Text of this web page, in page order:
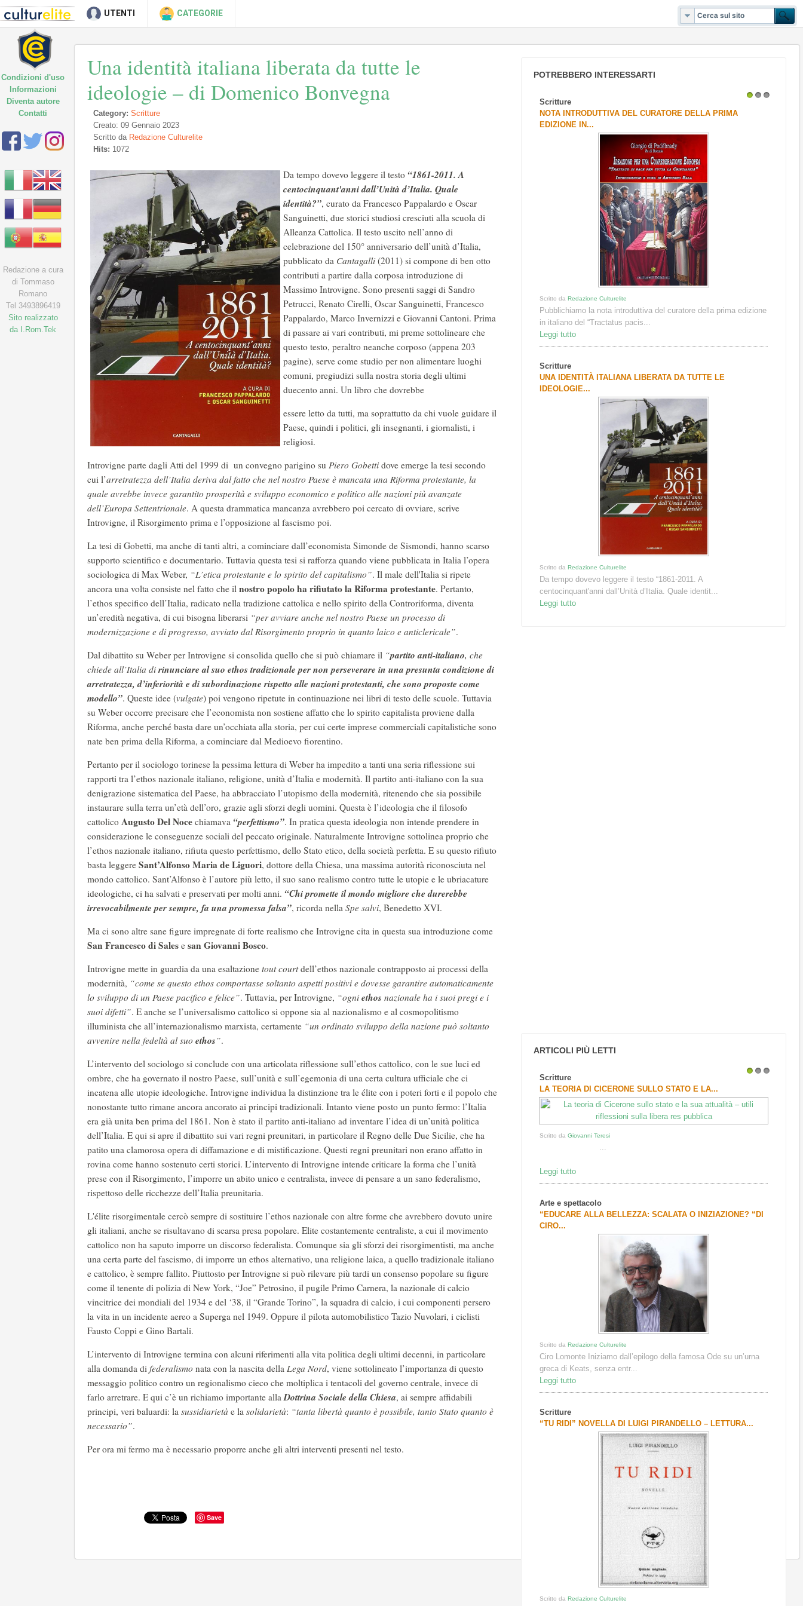
UTENTI CATEGORIE
Una identità italiana liberata da tutte le
ideologie – di Domenico Bonvegna
Category: Scritture
Creato: 09 Gennaio 2023
Scritto da Redazione Culturelite
Hits: 1072
Da tempo dovevo leggere il testo “1861-2011. A
centocinquant'anni dall’Unità d’Italia. Quale
identità?”, curato da Francesco Pappalardo e Oscar
Sanguinetti, due storici studiosi cresciuti alla scuola di
Alleanza Cattolica. Il testo uscito nell’anno di
celebrazione del 150° anniversario dell’unità d’Italia,
pubblicato da Cantagalli (2011) si compone di ben otto
contributi a partire dalla corposa introduzione di
Massimo Introvigne. Sono presenti saggi di Sandro
Petrucci, Renato Cirelli, Oscar Sanguinetti, Francesco
Pappalardo, Marco Invernizzi e Giovanni Cantoni. Prima
di passare ai vari contributi, mi preme sottolineare che
questo testo, peraltro neanche corposo (appena 203
pagine), serve come studio per non alimentare luoghi
comuni, pregiudizi sulla nostra storia degli ultimi
duecento anni. Un libro che dovrebbe
essere letto da tutti, ma soprattutto da chi vuole guidare il
Paese, quindi i politici, gli insegnanti, i giornalisti, i
religiosi.
Introvigne parte dagli Atti del 1999 di un convegno parigino su Piero Gobetti dove emerge la tesi secondo
cui l’arretratezza dell’Italia deriva dal fatto che nel nostro Paese è mancata una Riforma protestante, la
quale avrebbe invece garantito prosperità e sviluppo economico e politico alle nazioni più avanzate
dell’Europa Settentrionale. A questa drammatica mancanza avrebbero poi cercato di ovviare, scrive
Introvigne, il Risorgimento prima e l’opposizione al fascismo poi.
La tesi di Gobetti, ma anche di tanti altri, a cominciare dall’economista Simonde de Sismondi, hanno scarso
supporto scientifico e documentario. Tuttavia questa tesi si rafforza quando viene pubblicata in Italia l’opera
sociologica di Max Weber, “L’etica protestante e lo spirito del capitalismo”. Il male dell'Italia si ripete
ancora una volta consiste nel fatto che il nostro popolo ha rifiutato la Riforma protestante. Pertanto,
l’ethos specifico dell’Italia, radicato nella tradizione cattolica e nello spirito della Controriforma, diventa
un’eredità negativa, di cui bisogna liberarsi “per avviare anche nel nostro Paese un processo di
modernizzazione e di progresso, avviato dal Risorgimento proprio in quanto laico e anticlericale”.
Dal dibattito su Weber per Introvigne si consolida quello che si può chiamare il “partito anti-italiano, che
chiede all’Italia dirinunciare al suo ethos tradizionale per non perseverare in una presunta condizione di
arretratezza, d’inferiorità e di subordinazione rispetto alle nazioni protestanti, che sono proposte come
modello”. Queste idee (vulgate) poi vengono ripetute in continuazione nei libri di testo delle scuole. Tuttavia
su Weber occorre precisare che l’economista non sostiene affatto che lo spirito capitalista proviene dalla
Riforma, anche perché basta dare un’occhiata alla storia, per cui certe imprese commerciali capitalistiche sono
nate ben prima della Riforma, a cominciare dal Medioevo fiorentino.
Pertanto per il sociologo torinese la pessima lettura di Weber ha impedito a tanti una seria riflessione sui
rapporti tra l’ethos nazionale italiano, religione, unità d’Italia e modernità. Il partito anti-italiano con la sua
denigrazione sistematica del Paese, ha abbracciato l’utopismo della modernità, ritenendo che sia possibile
instaurare sulla terra un’età dell’oro, grazie agli sforzi degli uomini. Questa è l’ideologia che il filosofo
cattolico Augusto Del Noce chiamava “perfettismo”. In pratica questa ideologia non intende prendere in
considerazione le conseguenze sociali del peccato originale. Naturalmente Introvigne sottolinea proprio che
l’ethos nazionale italiano, rifiuta questo perfettismo, dello Stato etico, della società perfetta. E su questo rifiuto
basta leggere Sant’Alfonso Maria de Liguori, dottore della Chiesa, una massima autorità riconosciuta nel
mondo cattolico. Sant’Alfonso è l’autore più letto, il suo sano realismo contro tutte le utopie e le ubriacature
ideologiche, ci ha salvati e preservati per molti anni. “Chi promette il mondo migliore che durerebbe
irrevocabilmente per sempre, fa una promessa falsa”, ricorda nella Spe salvi, Benedetto XVI.
Ma ci sono altre sane figure impregnate di forte realismo che Introvigne cita in questa sua introduzione come
San Francesco di Sales e san Giovanni Bosco.
Introvigne mette in guardia da una esaltazione tout courtdell’ethos nazionale contrapposto ai processi della
modernità, “come se questo ethos comportasse soltanto aspetti positivi e dovesse garantire automaticamente
lo sviluppo di un Paese pacifico e felice”. Tuttavia, per Introvigne, “ogni ethos nazionale ha i suoi pregi e i
suoi difetti”. E anche se l’universalismo cattolico si oppone sia al nazionalismo e al cosmopolitismo
illuminista che all’internazionalismo marxista, certamente “un ordinato sviluppo della nazione può soltanto
avvenire nella fedeltà al suo ethos”.
L’intervento del sociologo si conclude con una articolata riflessione sull’ethos cattolico, con le sue luci ed
ombre, che ha governato il nostro Paese, sull’unità e sull’egemonia di una certa cultura ufficiale che ci
incatena alle utopie ideologiche. Introvigne individua la distinzione tra le élite con i poteri forti e il popolo che
nonostante tutto rimane ancora ancorato ai principi tradizionali. Intanto viene posto un punto fermo: l’Italia
era già unita ben prima del 1861. Non è stato il partito anti-italiano ad inventare l’idea di un’unità politica
dell’Italia. E qui si apre il dibattito sui vari regni preunitari, in particolare il Regno delle Due Sicilie, che ha
patito una clamorosa opera di diffamazione e di mistificazione. Questi regni preunitari non erano affatto in
rovina come hanno sostenuto certi storici. L’intervento di Introvigne intende criticare la forma che l’unità
prese con il Risorgimento, l’imporre un abito unico e centralista, invece di pensare a un sano federalismo,
rispettoso delle ricchezze dell’Italia preunitaria.
L'élite risorgimentale cercò sempre di sostituire l’ethos nazionale con altre forme che avrebbero dovuto unire
gli italiani, anche se risultavano di scarsa presa popolare. Elite costantemente centraliste, a cui il movimento
cattolico non ha saputo imporre un discorso federalista. Comunque sia gli sforzi dei risorgimentisti, ma anche
una certa parte del fascismo, di imporre un ethos alternativo, una religione laica, a quello tradizionale italiano
e cattolico, è sempre fallito. Piuttosto per Introvigne si può rilevare più tardi un consenso popolare su figure
come il tenente di polizia di New York, “Joe” Petrosino, il pugile Primo Carnera, la nazionale di calcio
vincitrice dei mondiali del 1934 e del ‘38, il “Grande Torino”, la squadra di calcio, i cui componenti persero
la vita in un incidente aereo a Superga nel 1949. Oppure il pilota automobilistico Tazio Nuvolari, i ciclisti
Fausto Coppi e Gino Bartali.
L’intervento di Introvigne termina con alcuni riferimenti alla vita politica degli ultimi decenni, in particolare
alla domanda di federalismo nata con la nascita della Lega Nord, viene sottolineato l’importanza di questo
messaggio politico contro un regionalismo cieco che moltiplica i tentacoli del governo centrale, invece di
farlo arretrare. E qui c’è un richiamo importante allaDottrina Sociale della Chiesa, ai sempre affidabili
principi, veri baluardi: la sussidiarietà e la solidarietà: “tanta libertà quanto è possibile, tanto Stato quanto è
necessario”.
Per ora mi fermo ma è necessario proporre anche gli altri interventi presenti nel testo.
Save
POTREBBERO INTERESSARTI
Scritture
NOTA INTRODUTTIVA DEL CURATORE DELLA PRIMA
EDIZIONE IN...
Scritto daRedazione Culturelite
Pubblichiamo la nota introduttiva del curatore della prima edizione
in italiano del “Tractatus pacis...
Leggi tutto
Scritture
UNA IDENTITÀ ITALIANA LIBERATA DA TUTTE LE
IDEOLOGIE...
Scritto daRedazione Culturelite
Da tempo dovevo leggere il testo “1861-2011. A
centocinquant'anni dall’Unità d’Italia. Quale identit...
Leggi tutto
ARTICOLI PIÙ LETTI
Scritture
LA TEORIA DI CICERONE SULLO STATO E LA...
Scritto daGiovanni Teresi
...
Leggi tutto
Arte e spettacolo
“EDUCARE ALLA BELLEZZA: SCALATA O INIZIAZIONE? “DI
CIRO...
Scritto daRedazione Culturelite
Ciro Lomonte Iniziamo dall’epilogo della famosa Ode su un’urna
greca di Keats, senza entr...
Leggi tutto
Scritture
“TU RIDI” NOVELLA DI LUIGI PIRANDELLO – LETTURA...
Scritto daRedazione Culturelite
Condizioni d'uso
Informazioni
Diventa autore
Contatti
Redazione a cura
di Tommaso
Romano
Tel 3493896419
Sito realizzato
da I.Rom.Tek